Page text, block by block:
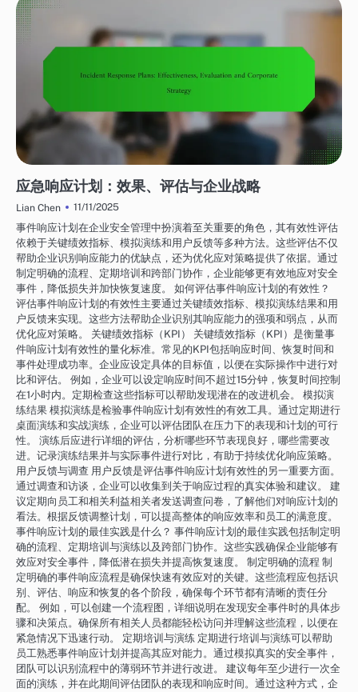
应急响应计划：效果、评估与企业战略
Lian Chen
11/11/2025
事件响应计划在企业安全管理中扮演着至关重要的角色，其有效性评估
依赖于关键绩效指标、模拟演练和用户反馈等多种方法。这些评估不仅
帮助企业识别响应能力的优缺点，还为优化应对策略提供了依据。通过
制定明确的流程、定期培训和跨部门协作，企业能够更有效地应对安全
事件，降低损失并加快恢复速度。 如何评估事件响应计划的有效性？
评估事件响应计划的有效性主要通过关键绩效指标、模拟演练结果和用
户反馈来实现。这些方法帮助企业识别其响应能力的强项和弱点，从而
优化应对策略。 关键绩效指标（KPI） 关键绩效指标（KPI）是衡量事
件响应计划有效性的量化标准。常见的KPI包括响应时间、恢复时间和
事件处理成功率。企业应设定具体的目标值，以便在实际操作中进行对
比和评估。 例如，企业可以设定响应时间不超过15分钟，恢复时间控制
在1小时内。定期检查这些指标可以帮助发现潜在的改进机会。 模拟演
练结果 模拟演练是检验事件响应计划有效性的有效工具。通过定期进行
桌面演练和实战演练，企业可以评估团队在压力下的表现和计划的可行
性。 演练后应进行详细的评估，分析哪些环节表现良好，哪些需要改
进。记录演练结果并与实际事件进行对比，有助于持续优化响应策略。
用户反馈与调查 用户反馈是评估事件响应计划有效性的另一重要方面。
通过调查和访谈，企业可以收集到关于响应过程的真实体验和建议。 建
议定期向员工和相关利益相关者发送调查问卷，了解他们对响应计划的
看法。根据反馈调整计划，可以提高整体的响应效率和员工的满意度。
事件响应计划的最佳实践是什么？ 事件响应计划的最佳实践包括制定明
确的流程、定期培训与演练以及跨部门协作。这些实践确保企业能够有
效应对安全事件，降低潜在损失并提高恢复速度。 制定明确的流程 制
定明确的事件响应流程是确保快速有效应对的关键。这些流程应包括识
别、评估、响应和恢复的各个阶段，确保每个环节都有清晰的责任分
配。 例如，可以创建一个流程图，详细说明在发现安全事件时的具体步
骤和决策点。确保所有相关人员都能轻松访问并理解这些流程，以便在
紧急情况下迅速行动。 定期培训与演练 定期进行培训与演练可以帮助
员工熟悉事件响应计划并提高其应对能力。通过模拟真实的安全事件，
团队可以识别流程中的薄弱环节并进行改进。 建议每年至少进行一次全
面的演练，并在此期间评估团队的表现和响应时间。通过这种方式，企